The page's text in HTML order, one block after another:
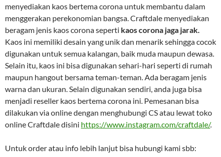
menyediakan kaos bertema corona untuk membantu dalam
menggerakan perekonomian bangsa. Craftdale menyediakan
beragam jenis kaos corona seperti kaos corona jaga jarak.
Kaos ini memiliki desain yang unik dan menarik sehingga cocok
digunakan untuk semua kalangan, baik muda maupun dewasa.
Selain itu, kaos ini bisa digunakan sehari-hari seperti di rumah
maupun hangout bersama teman-teman. Ada beragam jenis
warna dan ukuran. Selain digunakan sendiri, anda juga bisa
menjadi reseller kaos bertema corona ini. Pemesanan bisa
dilakukan via online dengan menghubungi CS atau lewat toko
online Craftdale disini https://www.instagram.com/craftdale/.
Untuk order atau info lebih lanjut bisa hubungi kami sbb: